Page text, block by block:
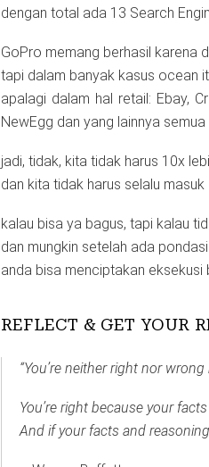
dengan total ada 13 Search
GoPro memang berhasil karena
tapi dalam banyak kasus ocean
apalagi dalam hal retail: Ebay,
NewEgg dan yang lainnya
jadi, tidak, kita tidak harus 10x
dan kita tidak harus selalu
kalau bisa ya bagus, tapi kalau
dan mungkin setelah ada
anda bisa menciptakan
REFLECT & GET YOUR
“You’re neither right nor
You’re right because your
And if your facts and